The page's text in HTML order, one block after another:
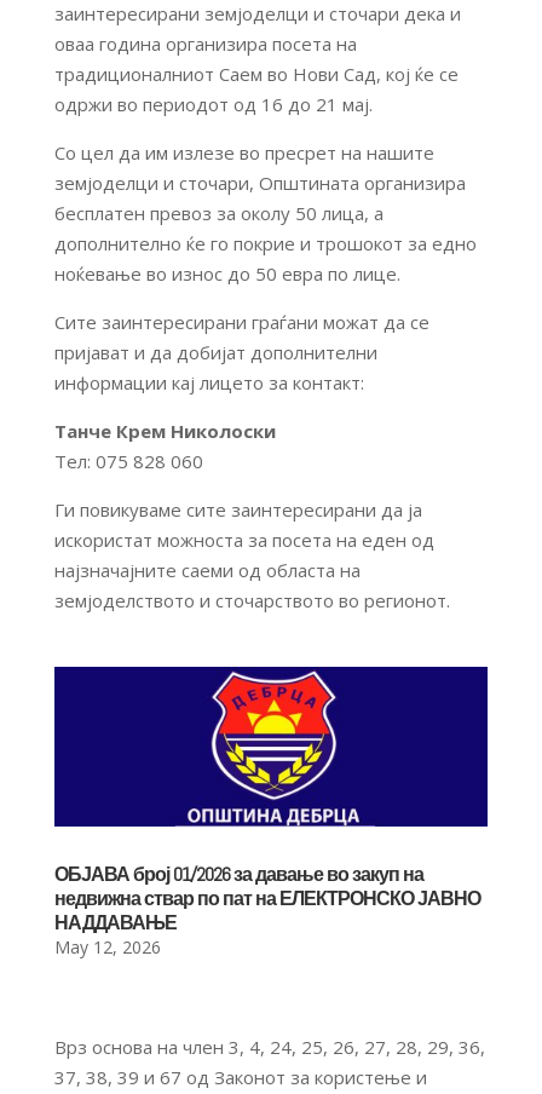
заинтересирани земјоделци и сточари дека и
оваа година организира посета на
традиционалниот Саем во Нови Сад, кој ќе се
одржи во периодот од 16 до 21 мај.
Со цел да им излезе во пресрет на нашите
земјоделци и сточари, Општината организира
бесплатен превоз за околу 50 лица, а
дополнително ќе го покрие и трошокот за едно
ноќевање во износ до 50 евра по лице.
Сите заинтересирани граѓани можат да се
пријават и да добијат дополнителни
информации кај лицето за контакт:
Танче Крем Николоски
Тел: 075 828 060
Ги повикуваме сите заинтересирани да ја
искористат можноста за посета на еден од
најзначајните саеми од областа на
земјоделството и сточарството во регионот.
ОБЈАВА број 01/2026 за давање во закуп на
недвижна ствар по пат на ЕЛЕКТРОНСКО ЈАВНО
НАДДАВАЊЕ
May 12, 2026
Врз основа на член 3, 4, 24, 25, 26, 27, 28, 29, 36,
37, 38, 39 и 67 од Законот за користење и